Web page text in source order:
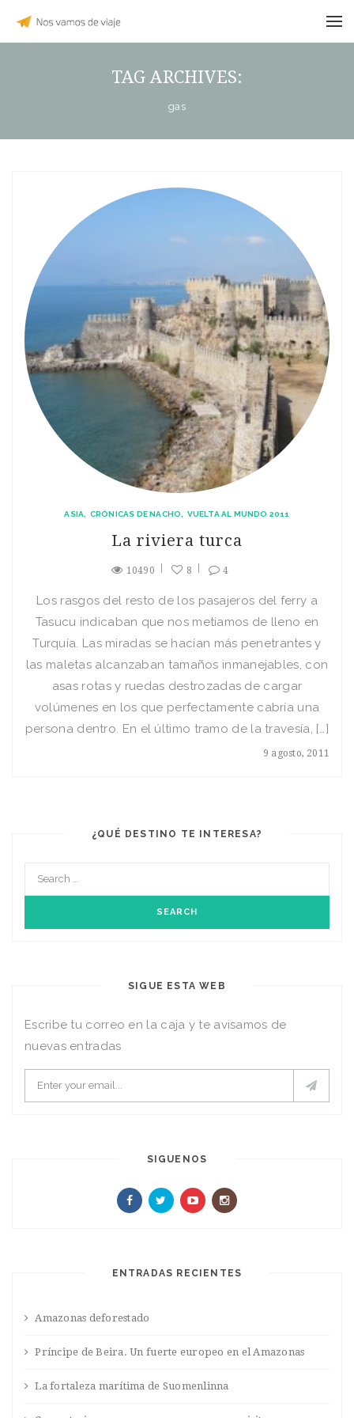
TAG ARCHIVES:
gas
ASIA CRÓNICAS DE NACHO VUELTA AL MUNDO 2011
La riviera turca
10490 8 4
9 agosto, 2011
Los rasgos del resto de los pasajeros del ferry a
Tasucu indicaban que nos metíamos de lleno en
Turquía. Las miradas se hacían más penetrantes y
las maletas alcanzaban tamaños inmanejables, con
asas rotas y ruedas destrozadas de cargar
volúmenes en los que perfectamente cabría una
persona dentro. En el último tramo de la travesía, […]
¿QUÉ DESTINO TE INTERESA?
SIGUE ESTA WEB
Escribe tu correo en la caja y te avisamos de
nuevas entradas
SIGUENOS
ENTRADAS RECIENTES
Amazonas deforestado
Príncipe de Beira. Un fuerte europeo en el Amazonas
La fortaleza marítima de Suomenlinna